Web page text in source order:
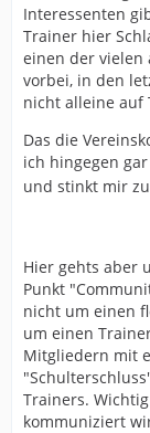
Interessenten
Trainer hier
einen der vielen
vorbei, in den
nicht alleine auf
Das die
ich hingegen
und stinkt mir
Hier gehts aber
Punkt
nicht um einen
um einen
Mitgliedern mit
Trainers.
kommuniziert